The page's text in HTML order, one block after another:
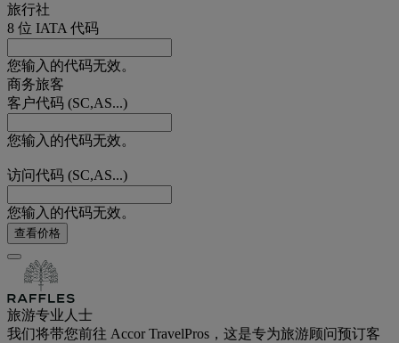
旅行社
8 位 IATA 代码
您输入的代码无效。
商务旅客
客户代码 (SC,AS...)
您输入的代码无效。
访问代码 (SC,AS...)
您输入的代码无效。
查看价格
旅游专业人士
我们将带您前往 Accor TravelPros，这是专为旅游顾问预订客